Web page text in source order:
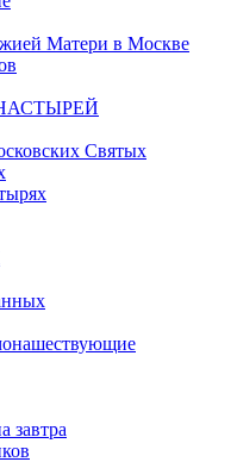
Матери в Москве
Святых
завтра